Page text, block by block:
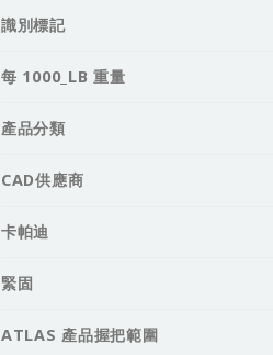
識別標記
每 1000_LB 重量
產品分類
CAD供應商
卡帕迪
緊固
ATLAS 產品握把範圍